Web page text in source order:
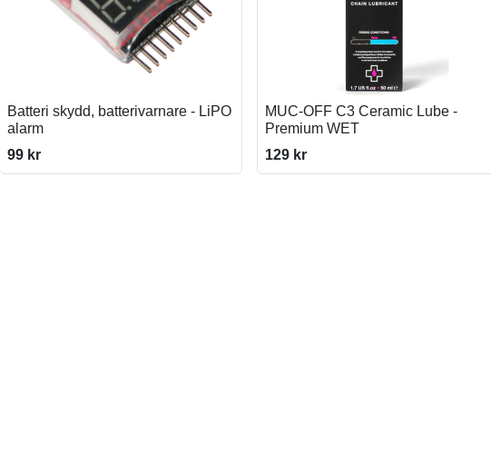
Batteri skydd, batterivarnare - LiPO
alarm
99 kr
MUC-OFF C3 Ceramic Lube -
Premium WET
129 kr